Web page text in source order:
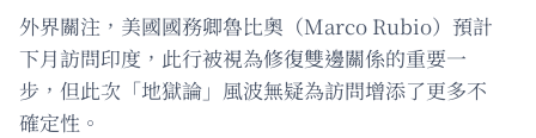
外界關注，美國國務卿魯比奧（Marco Rubio）預計
下月訪問印度，此行被視為修復雙邊關係的重要一
步，但此次「地獄論」風波無疑為訪問增添了更多不
確定性。